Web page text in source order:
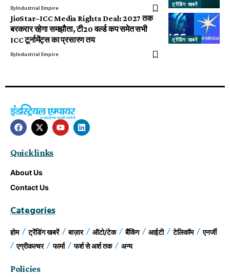
ट्रेंडिंग खबरें
ByIndustrial Empire
ट्रेंडिंग खबरें
JioStar–ICC Media Rights Deal: 2027 तक
बरकरार रहेगा समझौता, टी20 वर्ल्ड कप समेत सभी
ICC टूर्नामेंट्स का प्रसारण तय
ByIndustrial Empire
Quick links
About Us
Contact Us
Categories
होम ट्रेंडिंग खबरें बाज़ार ऑटो/टेक बैंकिंग आईटी टेलिकॉम
एनर्जी
एग्रीकल्चर
फार्मा फर्श से अर्श तक अन्य
Policies